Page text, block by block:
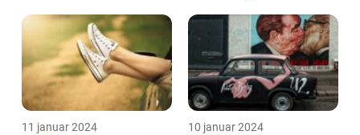
11 januar 2024 10 januar 2024